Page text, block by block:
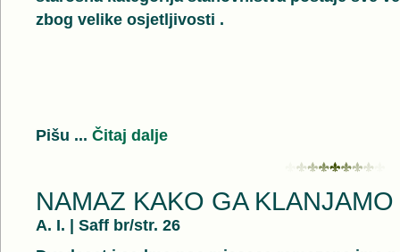
zbog velike osjetljivosti .
Pišu ... Čitaj dalje
NAMAZ KAKO GA KLANJAMO
A. I.
Saff br/str. 26